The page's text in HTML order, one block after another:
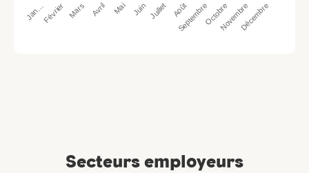
Jan…Février Mars Avril Mai Juin Juillet Août
SeptembreOctobreNovembreDécembre
Secteurs employeurs